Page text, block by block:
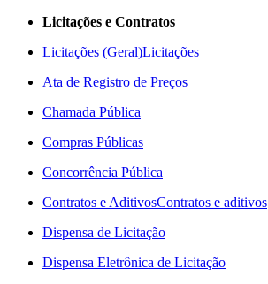
Licitações e Contratos
Licitações (Geral)Licitações
Ata de Registro de Preços
Chamada Pública
Compras Públicas
Concorrência Pública
Contratos e AditivosContratos e aditivos
Dispensa de Licitação
Dispensa Eletrônica de Licitação